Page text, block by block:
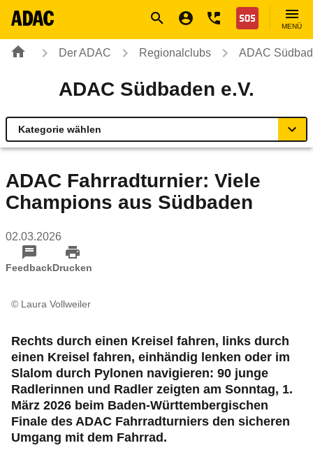
Nothilfe
MENÜ
Der ADAC Regionalclubs ADAC
ADAC Südbaden e.V.
Kategorie wählen
ADAC zu Mobilität und Verkehr
Service Center & Reisebüros
Verkehr, Technik und Umwelt
Karriere
ADAC Fahrradturnier: Viele
Champions aus Südbaden
02.03.2026
FeedbackDrucken
© Laura Vollweiler
Rechts durch einen Kreisel fahren, links durch
einen Kreisel fahren, einhändig lenken oder im
Slalom durch Pylonen navigieren: 90 junge
Radlerinnen und Radler zeigten am Sonntag, 1.
März 2026 beim Baden-Württembergischen
Finale des ADAC Fahrradturniers den sicheren
Umgang mit dem Fahrrad.